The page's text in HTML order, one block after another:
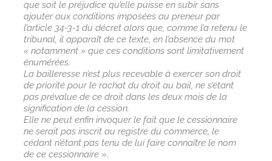
que soit le préjudice qu’elle puisse en subir sans
ajouter aux conditions imposées au preneur par
l’article 34-3-1 du décret alors que, comme l’a retenu le
tribunal, il apparaît de ce texte, en l’absence du mot
« notamment » que ces conditions sont limitativement
énumérées.
La bailleresse n’est plus recevable à exercer son droit
de priorité pour le rachat du droit au bail, ne s’étant
pas prévalue de ce droit dans les deux mois de la
signification de la cession.
Elle ne peut enfin invoquer le fait que le cessionnaire
ne serait pas inscrit au registre du commerce, le
cédant n’étant pas tenu de lui faire connaître le nom
de ce cessionnaire».